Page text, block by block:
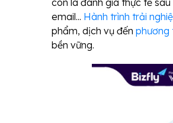
còn là đánh giá thực tế
email... Hành trình trải
phẩm, dịch vụ đến phương
bền vững.